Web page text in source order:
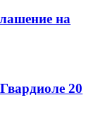
на
20